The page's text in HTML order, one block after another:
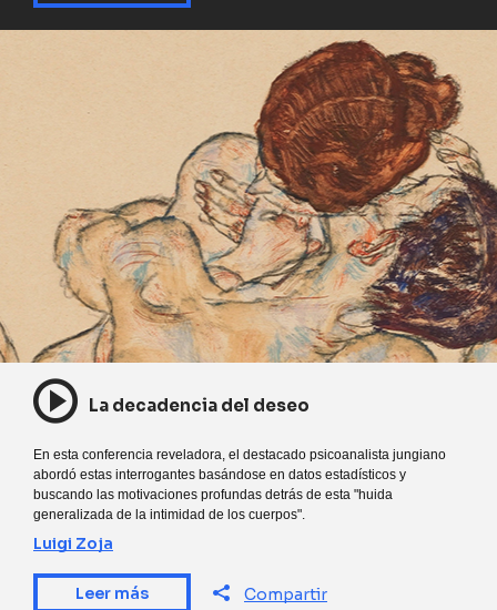
La decadencia del deseo
En esta conferencia reveladora, el destacado psicoanalista jungiano
abordó estas interrogantes basándose en datos estadísticos y
buscando las motivaciones profundas detrás de esta "huida
generalizada de la intimidad de los cuerpos".
Luigi Zoja
Leer más Compartir